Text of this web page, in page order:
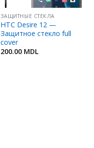
ЗАЩИТНЫЕ СТЕКЛА
HTC Desire 12 —
Защитное стекло full
cover
200.00 MDL